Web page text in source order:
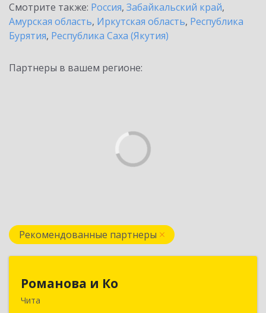
Смотрите также: Россия, Забайкальский край,
Амурская область, Иркутская область, Республика
Бурятия, Республика Саха (Якутия)
Партнеры в вашем регионе:
Рекомендованные партнеры
Романова и Ко
Чита672000, Забайкальский край, Чита г, Анохина